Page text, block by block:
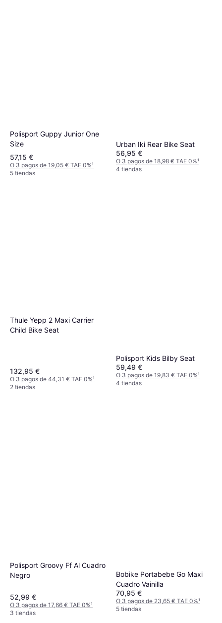
Polisport Guppy Junior One
Size
57,15 €
O 3 pagos de 19,05 € TAE 0%¹
5 tiendas
Urban Iki Rear Bike Seat
56,95 €
O 3 pagos de 18,98 € TAE 0%¹
4 tiendas
Thule Yepp 2 Maxi Carrier
Child Bike Seat
132,95 €
O 3 pagos de 44,31 € TAE 0%¹
2 tiendas
Polisport Kids Bilby Seat
59,49 €
O 3 pagos de 19,83 € TAE 0%¹
4 tiendas
Polisport Groovy Ff Al Cuadro
Negro
52,99 €
O 3 pagos de 17,66 € TAE 0%¹
3 tiendas
Bobike Portabebe Go Maxi
Cuadro Vainilla
70,95 €
O 3 pagos de 23,65 € TAE 0%¹
5 tiendas